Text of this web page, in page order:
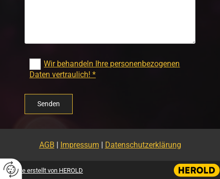
Wir behandeln Ihre personenbezogenen
Daten vertraulich! *
AGB | Impressum | Datenschutzerklärung
Website erstellt von HEROLD